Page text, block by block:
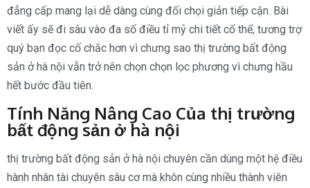
đẳng cấp mang lại dễ dàng cùng đối chọi giản tiếp cận. Bài
viết ấy sẽ đi sâu vào đa số điều tỉ mỷ chi tiết cố thể, tương trợ
quý bạn đọc cố chắc hơn vì chưng sao thị trường bất động
sản ở hà nội vẫn trở nên chọn chọn lọc phương vì chưng hầu
hết bước đầu tiên.
Tính Năng Nâng Cao Của thị trường
bất động sản ở hà nội
thị trường bất động sản ở hà nội chuyên cần dùng một hệ điều
hành nhân tài chuyên sâu cơ mà khôn cùng nhiều thành viên